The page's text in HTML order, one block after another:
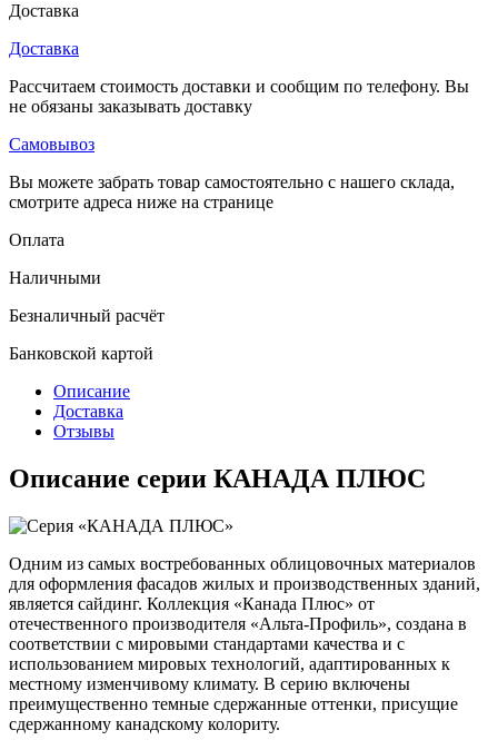
Доставка
Доставка
Рассчитаем стоимость доставки и сообщим по телефону. Вы
не обязаны заказывать доставку
Самовывоз
Вы можете забрать товар самостоятельно с нашего склада,
смотрите адреса ниже на странице
Оплата
Наличными
Безналичный расчёт
Банковской картой
Описание
Доставка
Отзывы
Описание серии КАНАДА ПЛЮС
Одним из самых востребованных облицовочных материалов
для оформления фасадов жилых и производственных зданий,
является сайдинг. Коллекция «Канада Плюс» от
отечественного производителя «Альта-Профиль», создана в
соответствии с мировыми стандартами качества и с
использованием мировых технологий, адаптированных к
местному изменчивому климату. В серию включены
преимущественно темные сдержанные оттенки, присущие
сдержанному канадскому колориту.